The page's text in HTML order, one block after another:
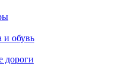
и обувь
дороги